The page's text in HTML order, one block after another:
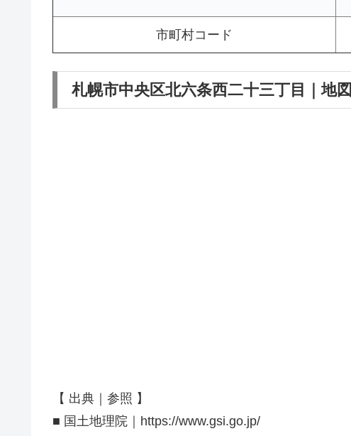
市町村コード
札幌市中央区北六条西二十三丁目｜地図
【 出典｜参照 】
■ 国土地理院｜https://www.gsi.go.jp/